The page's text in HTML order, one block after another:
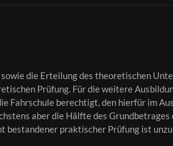
die Erteilung des theoretischen
Prüfung. Für die weitere
Fahrschule berechtigt, den hierfür im
aber die Hälfte des
bestandener praktischer Prüfung ist